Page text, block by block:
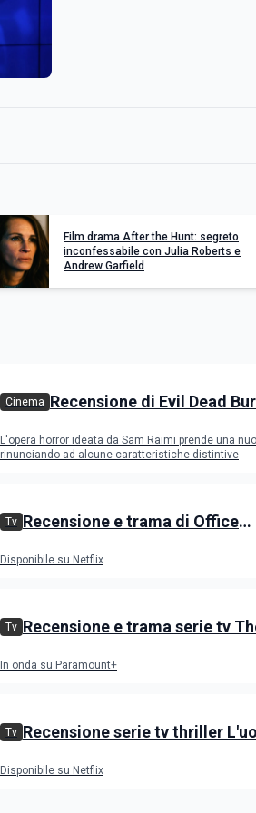
Film drama After the Hunt: segreto
inconfessabile con Julia Roberts e
Andrew Garfield
Cinema Recensione di Evil Dead
con il fuoco e si brucia
L'opera horror ideata da Sam Raimi prende una
rinunciando ad alcune caratteristiche distintive
Tv Recensione e trama di Office
Disponibile su Netflix
Tv Recensione e trama serie tv
di Yellowstone
In onda su Paramount+
Tv Recensione serie tv thriller
Disponibile su Netflix